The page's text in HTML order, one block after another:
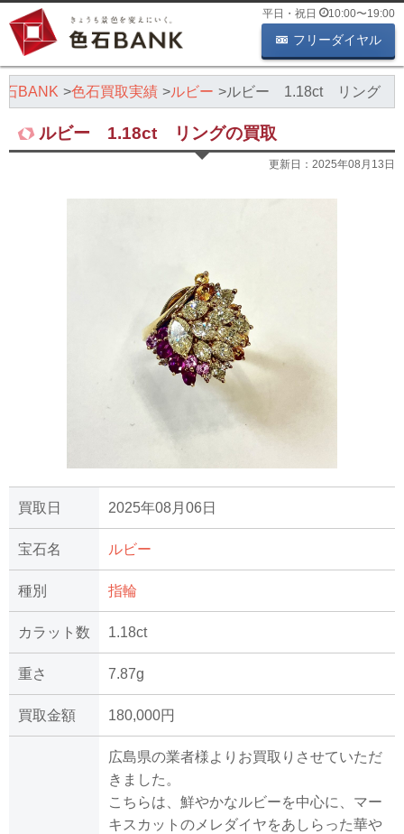
平日・祝日 10:00〜19:00
フリーダイヤル
石BANK 色石買取実績 ルビー ルビー 1.18ct リング
ルビー 1.18ct リングの買取
更新日： 2025年08月13日
買取日 2025年08月06日
宝石名 ルビー
種別 指輪
カラット数 1.18ct
重さ 7.87g
買取金額 180,000円
広島県の業者様よりお買取りさせていただ
きました。
こちらは、鮮やかなルビーを中心に、マー
キスカットのメレダイヤをあしらった華や